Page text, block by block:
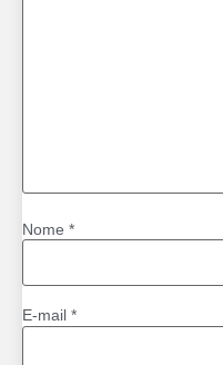
Nome *
E-mail *